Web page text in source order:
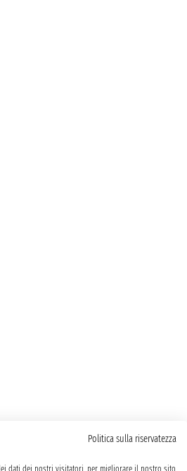
Politica sulla riservatezza
dati dei nostri visitatori, per migliorare il nostro sito